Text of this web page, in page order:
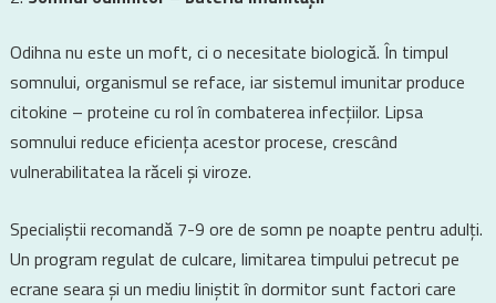
Odihna nu este un moft, ci o necesitate biologică. În timpul
somnului, organismul se reface, iar sistemul imunitar produce
citokine – proteine cu rol în combaterea infecțiilor. Lipsa
somnului reduce eficiența acestor procese, crescând
vulnerabilitatea la răceli și viroze.
Specialiștii recomandă 7-9 ore de somn pe noapte pentru adulți.
Un program regulat de culcare, limitarea timpului petrecut pe
ecrane seara și un mediu liniștit în dormitor sunt factori care